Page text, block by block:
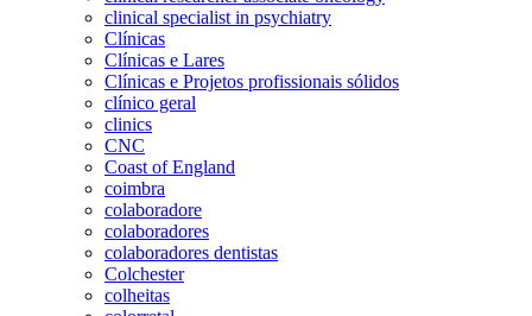
clinical specialist in psychiatry
Clínicas
Clínicas e Lares
Clínicas e Projetos profissionais sólidos
clínico geral
clinics
CNC
Coast of England
coimbra
colaboradore
colaboradores
colaboradores dentistas
Colchester
colheitas